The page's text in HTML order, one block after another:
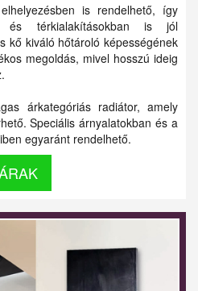
is rendelhető, így
és térkialakításokban is jól
kő kiváló hőtároló képességének
megoldás, mivel hosszú ideig
árkategóriás radiátor, amely
Speciális árnyalatokban és a
egyaránt rendelhető.